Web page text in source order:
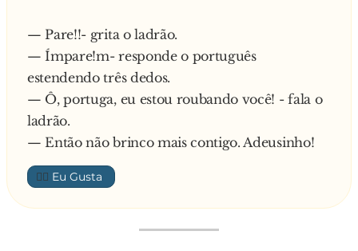
— Pare!!- grita o ladrão.
— Ímpare!m- responde o português
estendendo três dedos.
— Ô, portuga, eu estou roubando você! - fala o
ladrão.
— Então não brinco mais contigo. Adeusinho!
👍🏼